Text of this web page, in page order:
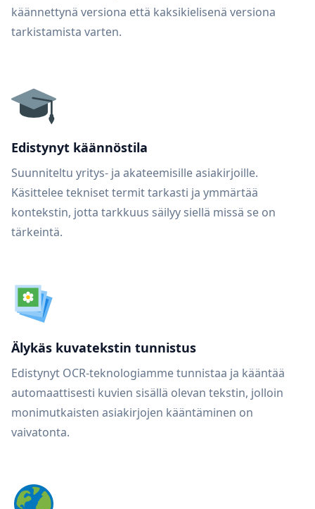
käännettynä versiona että kaksikielisenä versiona
tarkistamista varten.
Edistynyt käännöstila
Suunniteltu yritys- ja akateemisille asiakirjoille.
Käsittelee tekniset termit tarkasti ja ymmärtää
kontekstin, jotta tarkkuus säilyy siellä missä se on
tärkeintä.
Älykäs kuvatekstin tunnistus
Edistynyt OCR-teknologiamme tunnistaa ja kääntää
automaattisesti kuvien sisällä olevan tekstin, jolloin
monimutkaisten asiakirjojen kääntäminen on
vaivatonta.